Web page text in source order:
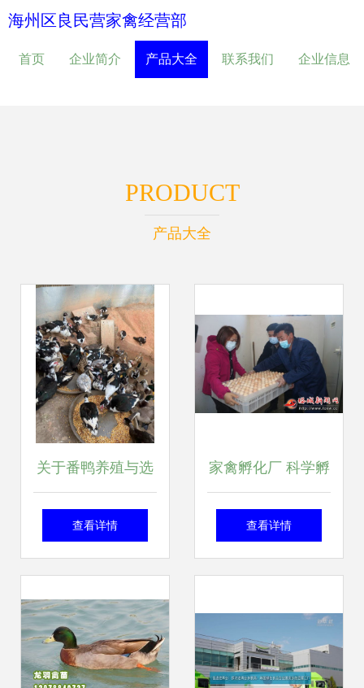
海州区良民营家禽经营部
首页 企业简介 产品大全 联系我们 企业信息
PRODUCT
产品大全
关于番鸭养殖与选
购的全面指南
查看详情
家禽孵化厂 科学孵
化促增收，家禽产
查看详情